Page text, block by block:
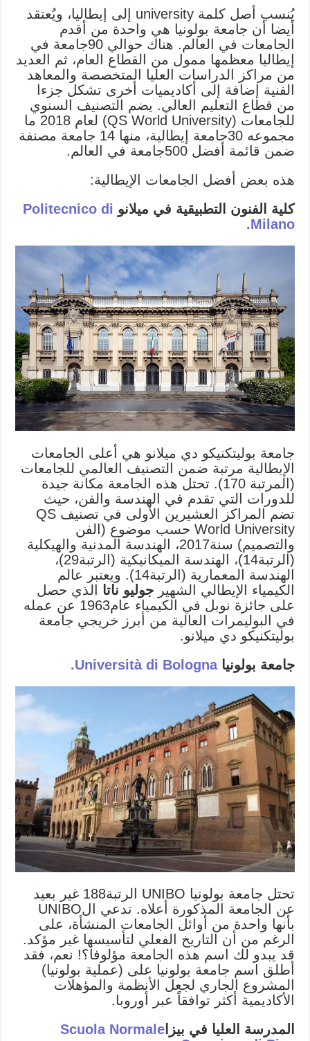
يُنسب أصل كلمة university إلى إيطاليا، ويُعتقد
أيضا أن جامعة بولونيا هي واحدة من أقدم
الجامعات في العالم. هناك حوالي 90جامعة في
إيطاليا معظمها ممول من القطاع العام، ثم العديد
من مراكز الدراسات العليا المتخصصة والمعاهد
الفنية إضافة إلى أكاديميات أخرى تشكل جزءا
من قطاع التعليم العالي. يضم التصنيف السنوي
للجامعات (QS World University) لعام 2018 ما
مجموعه 30جامعة إيطالية، منها 14 جامعة مصنفة
ضمن قائمة أفضل 500جامعة في العالم.
هذه بعض أفضل الجامعات الإيطالية:
كلية الفنون التطبيقية في ميلانو Politecnico di
Milano.
جامعة بوليتكنيكو دي ميلانو هي أعلى الجامعات
الإيطالية مرتبة ضمن التصنيف العالمي للجامعات
(المرتبة 170). تحتل هذه الجامعة مكانة جيدة
للدورات التي تقدم في الهندسة والفن، حيث
تضم المراكز العشيرين الأولى في تصنيف QS
World University حسب موضوع (الفن
والتصميم) سنة2017، الهندسة المدنية والهيكلية
(الرتبة14)، الهندسة الميكانيكية (الرتبة29)،
الهندسة المعمارية (الرتبة14). ويعتبر عالم
الكيمياء الإيطالي الشهيرجوليو ناتا
الذي حصل
على جائزة نوبل في الكيمياء عام1963 عن عمله
في البوليمرات العالية من أبرز خريجي جامعة
بوليتكنيكو دي ميلانو.
جامعة بولونياUniversità di Bologna.
تحتل جامعة بولونيا UNIBO الرتبة188 غير بعيد
عن الجامعة المذكورة أعلاه. تدعي الUNIBO
بأنها واحدة من أوائل الجامعات المنشأة، على
الرغم من أن التاريخ الفعلي لتأسيسها غير مؤكد.
قد يبدو لك اسم هذه الجامعة مؤلوفا؟! نعم، فقد
أطلق اسم جامعة بولونيا على (عملية بولونيا)
المشروع الجاري لجعل الأنظمة والمؤهلات
الأكاديمية أكثر توافقاً عبر أوروبا.
المدرسة العليا في بيزاScuola Normale